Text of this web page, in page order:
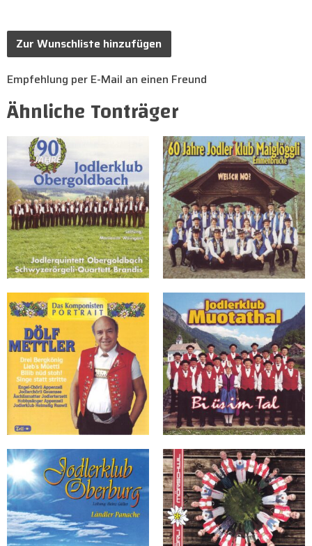
Zur Wunschliste hinzufügen
Empfehlung per E-Mail an einen Freund
Ähnliche Tonträger